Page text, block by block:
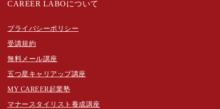
CAREER LABOについて
プライバシーポリシー
受講規約
無料メール講座
五つ星キャリアップ講座
MY CAREER起業塾
マナースタイリスト養成講座